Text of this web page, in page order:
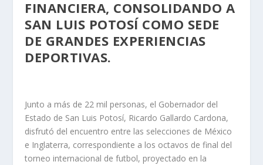
FINANCIERA, CONSOLIDANDO A
SAN LUIS POTOSÍ COMO SEDE
DE GRANDES EXPERIENCIAS
DEPORTIVAS.
Junto a más de 22 mil personas, el Gobernador del
Estado de San Luis Potosí, Ricardo Gallardo Cardona,
disfrutó del encuentro entre las selecciones de México
e Inglaterra, correspondiente a los octavos de final del
torneo internacional de futbol, proyectado en la